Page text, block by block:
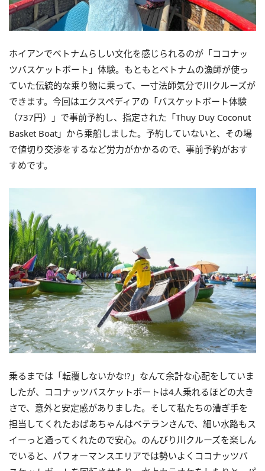
ホイアンでベトナムらしい文化を感じられるのが「ココナッ
ツバスケットボート」体験。 もともとベトナムの漁師が使っ
ていた伝統的な乗り物に乗って、一寸法師気分で川クルーズが
できます。 今回はエクスペディアの「バスケットボート体験
（737円）」で事前予約し、指定された「Thuy Duy Coconut
Basket Boat」から乗船しました。予約していないと、 その場
で値切り交渉をするなど労力がかかるので、 事前予約がおす
すめです。
乗るまでは「転覆しないかな!?」 なんて余計な心配をしていま
したが、 ココナッツバスケットボートは4人乗れるほどの大き
さで、 意外と安定感がありました。 そして私たちの漕ぎ手を
担当してくれたおばあちゃんはベテランさんで、細い水路もス
イーっと通ってくれたので安心。 のんびり川クルーズを楽しん
でいると、 パフォーマンスエリアでは勢いよくココナッツバ